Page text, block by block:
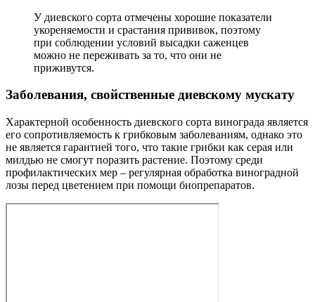
У диевского сорта отмечены хорошие показатели
укореняемости и срастания прививок, поэтому
при соблюдении условий высадки саженцев
можно не переживать за то, что они не
приживутся.
Заболевания, свойственные диевскому мускату
Характерной особенность диевского сорта винограда является
его сопротивляемость к грибковым заболеваниям, однако это
не является гарантией того, что такие грибки как серая или
милдью не смогут поразить растение. Поэтому среди
профилактических мер – регулярная обработка виноградной
лозы перед цветением при помощи биопрепаратов.